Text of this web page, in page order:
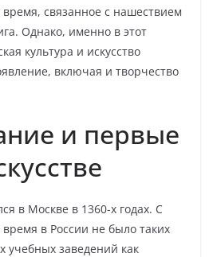
связанное с нашествием
Однако, именно в этот
культура и искусство
включая и творчество
и первые
в Москве в 1360-х годах. С
время в России не было таких
учебных заведений как